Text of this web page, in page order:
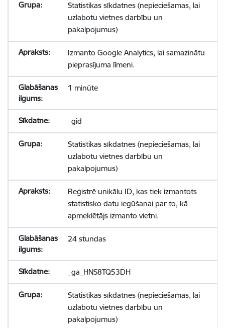
Statistikas sīkdatnes (nepieciešamas, lai
uzlabotu vietnes darbību un
pakalpojumus)
Izmanto Google Analytics, lai samazinātu
pieprasījuma līmeni.
1 minūte
_gid
Statistikas sīkdatnes (nepieciešamas, lai
uzlabotu vietnes darbību un
pakalpojumus)
Reģistrē unikālu ID, kas tiek izmantots
statistisko datu iegūšanai par to, kā
apmeklētājs izmanto vietni.
24 stundas
_ga_HNS8TQ53DH
Statistikas sīkdatnes (nepieciešamas, lai
uzlabotu vietnes darbību un
pakalpojumus)